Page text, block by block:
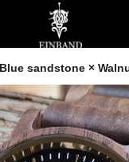
sandstone ×